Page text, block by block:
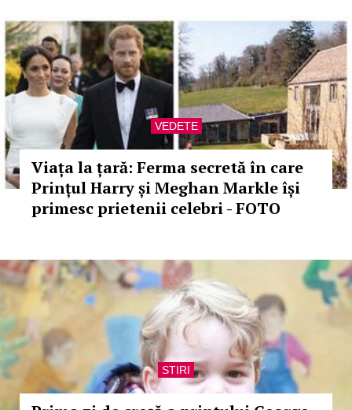
VEDETE
Viața la țară: Ferma secretă în care
Prințul Harry și Meghan Markle își
primesc prietenii celebri - FOTO
STIRI